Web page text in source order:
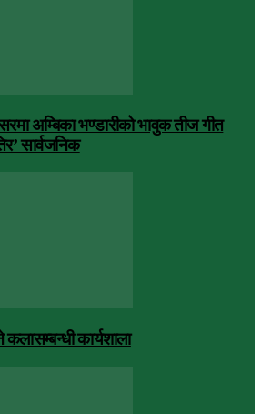
अम्बिका भण्डारीको भावुक तीज गीत
सार्वजनिक
कार्यशाला